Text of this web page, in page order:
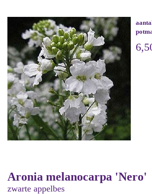
Aronia melanocarpa 'Nero'
zwarte appelbes